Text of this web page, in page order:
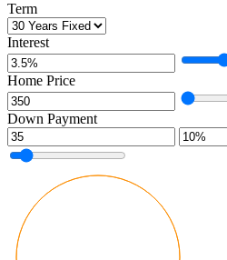
Term
Interest
Home Price
Down Payment